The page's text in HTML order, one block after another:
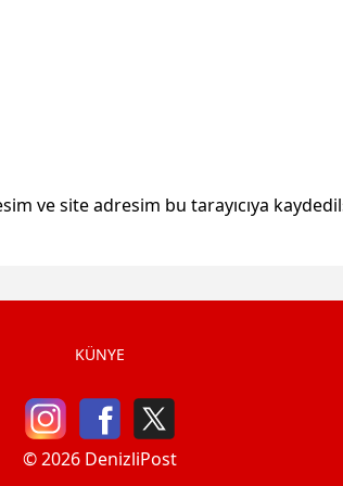
ve site adresim bu tarayıcıya
KÜNYE
© 2026 DenizliPost